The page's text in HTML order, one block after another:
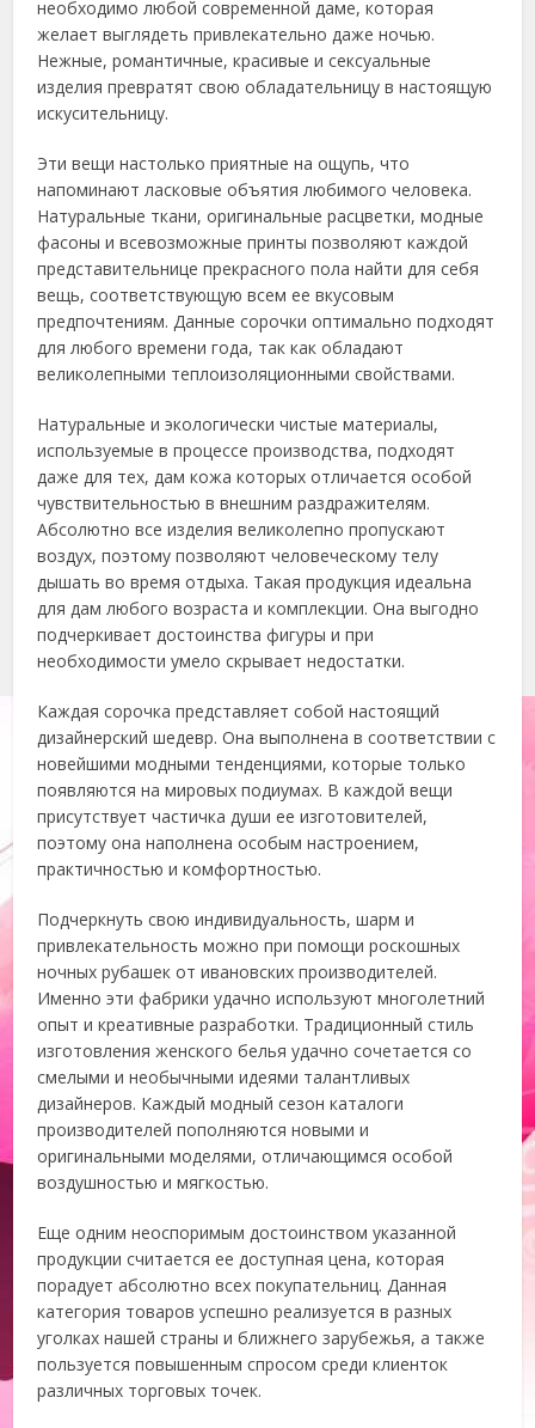
необходимо любой современной даме, которая
желает выглядеть привлекательно даже ночью.
Нежные, романтичные, красивые и сексуальные
изделия превратят свою обладательницу в настоящую
искусительницу.
Эти вещи настолько приятные на ощупь, что
напоминают ласковые объятия любимого человека.
Натуральные ткани, оригинальные расцветки, модные
фасоны и всевозможные принты позволяют каждой
представительнице прекрасного пола найти для себя
вещь, соответствующую всем ее вкусовым
предпочтениям. Данные сорочки оптимально подходят
для любого времени года, так как обладают
великолепными теплоизоляционными свойствами.
Натуральные и экологически чистые материалы,
используемые в процессе производства, подходят
даже для тех, дам кожа которых отличается особой
чувствительностью в внешним раздражителям.
Абсолютно все изделия великолепно пропускают
воздух, поэтому позволяют человеческому телу
дышать во время отдыха. Такая продукция идеальна
для дам любого возраста и комплекции. Она выгодно
подчеркивает достоинства фигуры и при
необходимости умело скрывает недостатки.
Каждая сорочка представляет собой настоящий
дизайнерский шедевр. Она выполнена в соответствии с
новейшими модными тенденциями, которые только
появляются на мировых подиумах. В каждой вещи
присутствует частичка души ее изготовителей,
поэтому она наполнена особым настроением,
практичностью и комфортностью.
Подчеркнуть свою индивидуальность, шарм и
привлекательность можно при помощи роскошных
ночных рубашек от ивановских производителей.
Именно эти фабрики удачно используют многолетний
опыт и креативные разработки. Традиционный стиль
изготовления женского белья удачно сочетается со
смелыми и необычными идеями талантливых
дизайнеров. Каждый модный сезон каталоги
производителей пополняются новыми и
оригинальными моделями, отличающимся особой
воздушностью и мягкостью.
Еще одним неоспоримым достоинством указанной
продукции считается ее доступная цена, которая
порадует абсолютно всех покупательниц. Данная
категория товаров успешно реализуется в разных
уголках нашей страны и ближнего зарубежья, а также
пользуется повышенным спросом среди клиенток
различных торговых точек.